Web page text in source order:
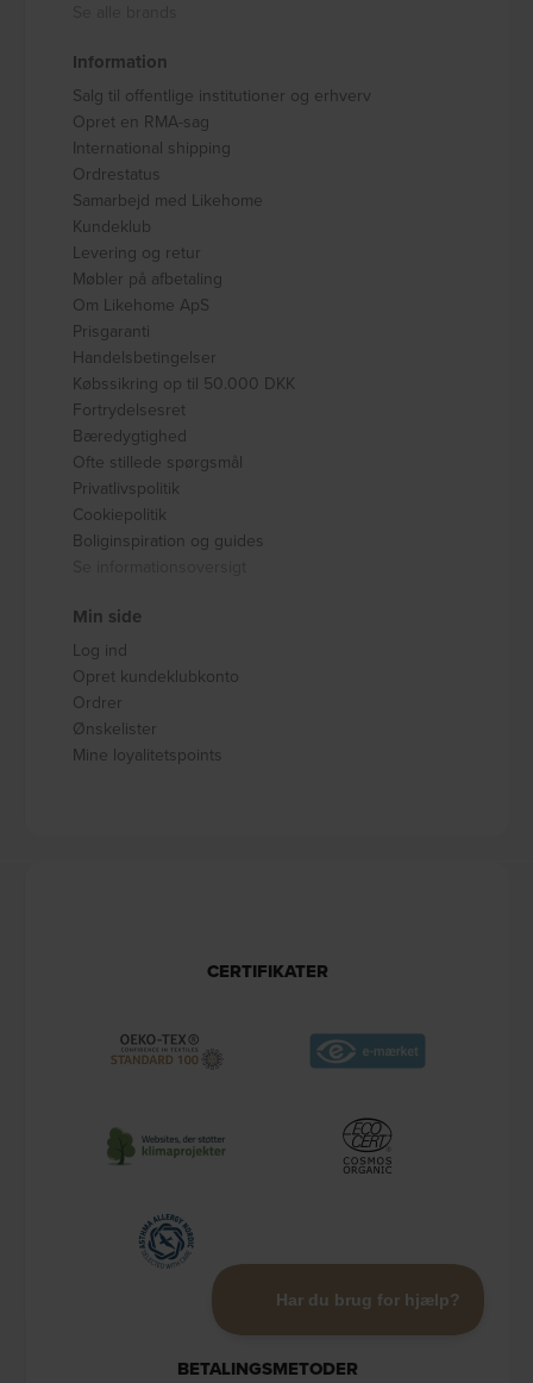
Information
Salg til offentlige institutioner og erhverv
Opret en RMA-sag
International shipping
Ordrestatus
Samarbejd med Likehome
Kundeklub
Levering og retur
Møbler på afbetaling
Om Likehome ApS
Prisgaranti
Handelsbetingelser
Købssikring op til 50.000 DKK
Fortrydelsesret
Bæredygtighed
Ofte stillede spørgsmål
Privatlivspolitik
Cookiepolitik
Boliginspiration og guides
Min side
Log ind
Opret kundeklubkonto
Ordrer
Ønskelister
Mine loyalitetspoints
CERTIFIKATER
BETALINGSMETODER